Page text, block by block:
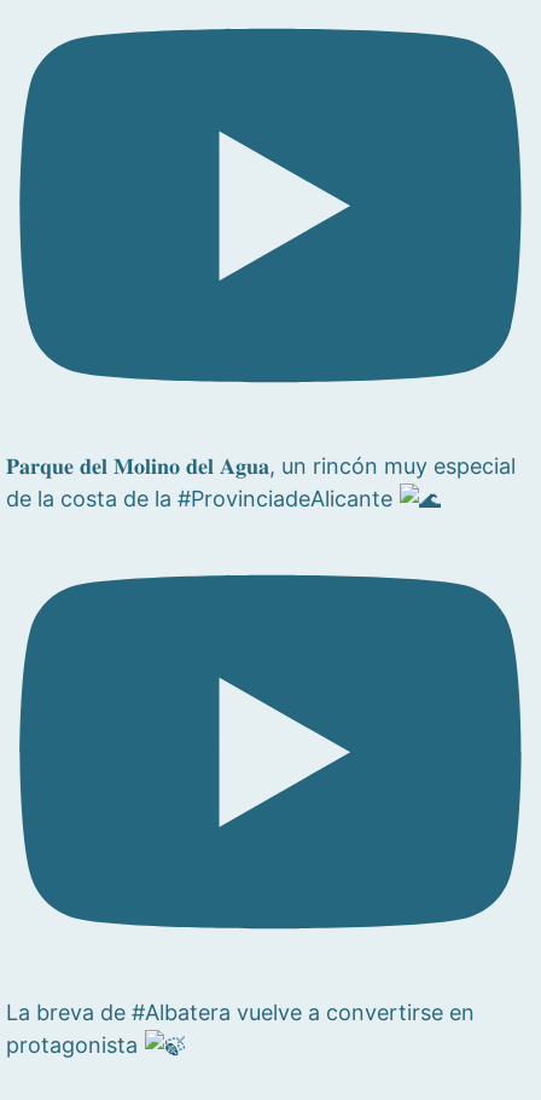
𝐏𝐚𝐫𝐪𝐮𝐞 𝐝𝐞𝐥 𝐌𝐨𝐥𝐢𝐧𝐨 𝐝𝐞𝐥 𝐀𝐠𝐮𝐚, un rincón muy especial
de la costa de la #ProvinciadeAlicante
La breva de #Albatera vuelve a convertirse en
protagonista